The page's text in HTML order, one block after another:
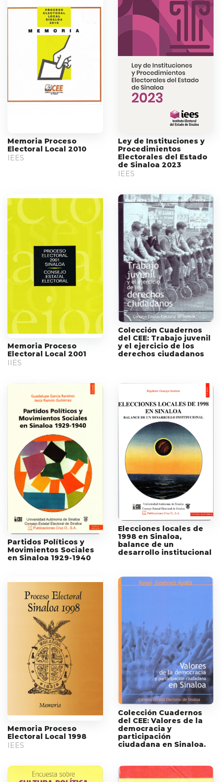
Memoria Proceso
Electoral Local 2010
IEES
Ley de Instituciones y
Procedimientos
Electorales del Estado
de Sinaloa 2023
IEES
Memoria Proceso
Electoral Local 2001
IIES
Colección Cuadernos
del CEE: Trabajo juvenil
y el ejercicio de los
derechos ciudadanos
Partidos Políticos y
Movimientos Sociales
en Sinaloa 1929-1940
Elecciones locales de
1998 en Sinaloa,
balance de un
desarrollo institucional
Memoria Proceso
Electoral Local 1998
IEES
Colección Cuadernos
del CEE: Valores de la
democracia y
participación
ciudadana en Sinaloa.